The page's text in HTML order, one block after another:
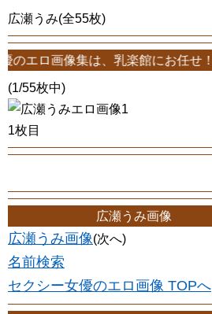
広瀬うみ(全55枚)
像集は、乳楽館にお任せ！広瀬う
(1/55枚中)
1枚目
広瀬うみ画像
広瀬うみ画像(次へ)
名前検索
セクシー女優のエロ画像 TOPへ